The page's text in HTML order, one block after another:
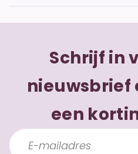
Schrijf in
nieuwsbrief
een